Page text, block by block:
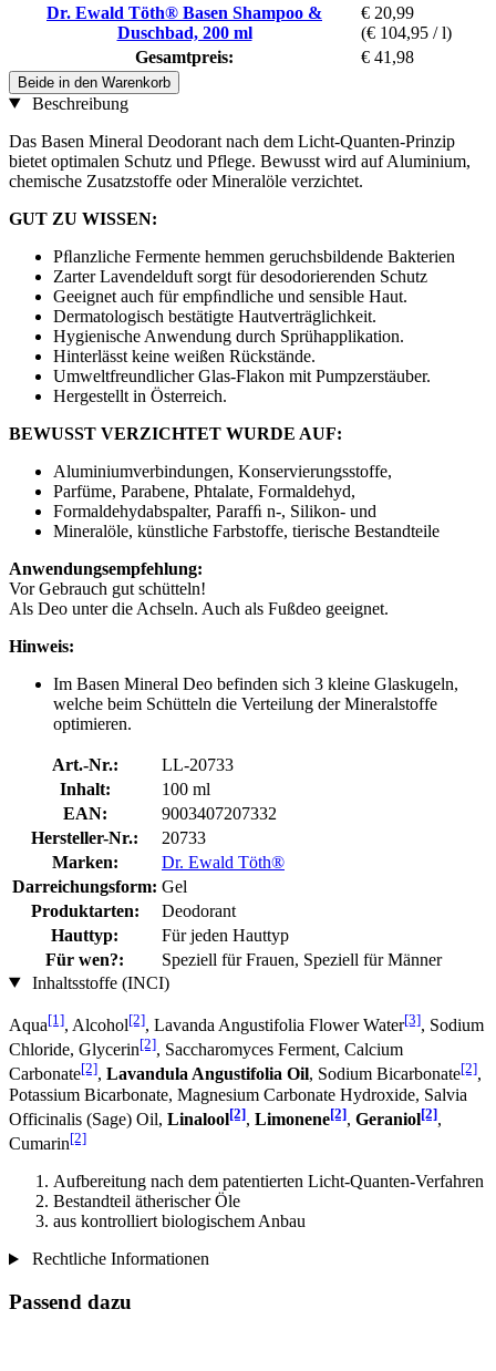
Dr. Ewald Töth® Basen Shampoo &
Duschbad, 200 ml
€ 20,99
(€ 104,95 / l)
Gesamtpreis:
€ 41,98
Beide in den Warenkorb
Beschreibung
Das Basen Mineral Deodorant nach dem Licht-Quanten-Prinzip
bietet optimalen Schutz und Pflege. Bewusst wird auf Aluminium,
chemische Zusatzstoffe oder Mineralöle verzichtet.
GUT ZU WISSEN:
Pﬂanzliche Fermente hemmen geruchsbildende Bakterien
Zarter Lavendelduft sorgt für desodorierenden Schutz
Geeignet auch für empﬁndliche und sensible Haut.
Dermatologisch bestätigte Hautverträglichkeit.
Hygienische Anwendung durch Sprühapplikation.
Hinterlässt keine weißen Rückstände.
Umweltfreundlicher Glas-Flakon mit Pumpzerstäuber.
Hergestellt in Österreich.
BEWUSST VERZICHTET WURDE AUF:
Aluminiumverbindungen, Konservierungsstoffe,
Parfüme, Parabene, Phtalate, Formaldehyd,
Formaldehydabspalter, Parafﬁ n-, Silikon- und
Mineralöle, künstliche Farbstoffe, tierische Bestandteile
Anwendungsempfehlung:
Vor Gebrauch gut schütteln!
Als Deo unter die Achseln. Auch als Fußdeo geeignet.
Hinweis:
Im Basen Mineral Deo befinden sich 3 kleine Glaskugeln,
welche beim Schütteln die Verteilung der Mineralstoffe
optimieren.
Art.-Nr.:
LL-20733
Inhalt:
100 ml
EAN:
9003407207332
Hersteller-Nr.:
20733
Marken:
Dr. Ewald Töth®
Darreichungsform: Gel
Produktarten:
Deodorant
Hauttyp:
Für jeden Hauttyp
Für wen?:
Speziell für Frauen, Speziell für Männer
Inhaltsstoffe (INCI)
Aqua[1], Alcohol[2], Lavanda Angustifolia Flower Water[3], Sodium
Chloride, Glycerin[2], Saccharomyces Ferment, Calcium
Carbonate[2], Lavandula Angustifolia Oil, Sodium Bicarbonate[2],
Potassium Bicarbonate, Magnesium Carbonate Hydroxide, Salvia
Officinalis (Sage) Oil, Linalool[2], Limonene[2], Geraniol[2],
Cumarin[2]
Aufbereitung nach dem patentierten Licht-Quanten-Verfahren
Bestandteil ätherischer Öle
aus kontrolliert biologischem Anbau
Rechtliche Informationen
Passend dazu